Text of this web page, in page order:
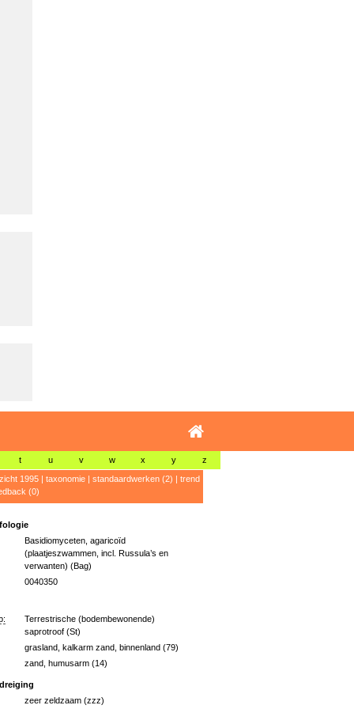
t u v w x y z
1995| taxonomie| standaardwerken (2) | trend
(0)
Basidiomyceten, agaricoïd
(plaatjeszwammen, incl. Russula’s en
verwanten) (Bag)
0040350
Terrestrische (bodembewonende)
saprotroof (St)
grasland, kalkarm zand, binnenland (79)
zand, humusarm (14)
zeer zeldzaam (zzz)